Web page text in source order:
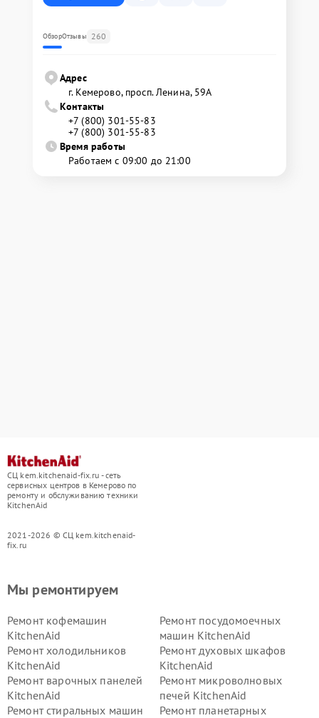
ОбзорОтзывы 260
Адрес
г. Кемерово, просп. Ленина, 59А
Контакты
+7 (800) 301-55-83
+7 (800) 301-55-83
Время работы
Работаем с 09:00 до 21:00
СЦ kem.kitchenaid-fix.ru - сеть
сервисных центров в Кемерово по
ремонту и обслуживанию техники
KitchenAid
2021-2026 © СЦ kem.kitchenaid-
fix.ru
Мы ремонтируем
Ремонт кофемашин
KitchenAid
Ремонт посудомоечных
машин KitchenAid
Ремонт холодильников
KitchenAid
Ремонт духовых шкафов
KitchenAid
Ремонт варочных панелей
KitchenAid
Ремонт микроволновых
печей KitchenAid
Ремонт стиральных машин
Ремонт планетарных